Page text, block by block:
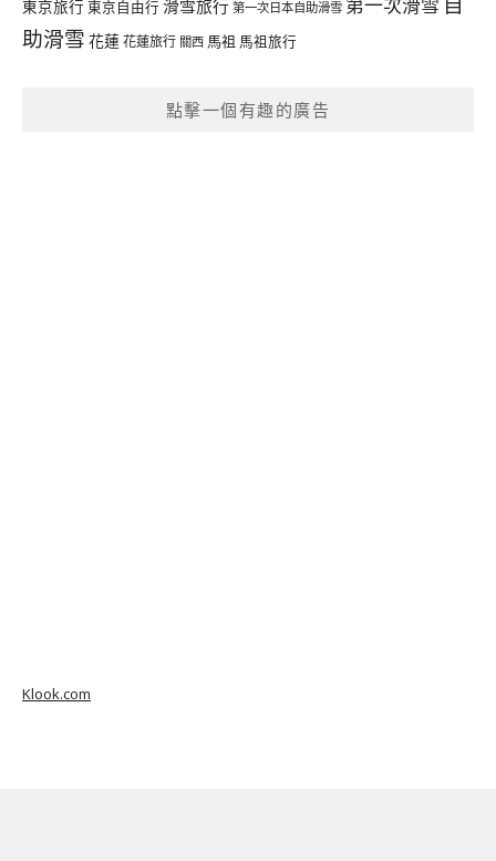
東京旅行 東京自由行 滑雪旅行 第一次日本自助滑雪 第一次滑雪
助滑雪 花蓮花蓮旅行 關西 馬祖 馬祖旅行
點擊一個有趣的廣告
Klook.com